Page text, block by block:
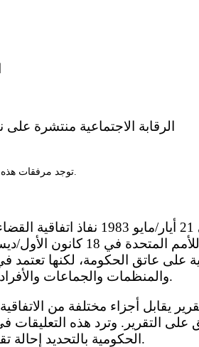
الرقابة الاجتماعية منتشرة
بدأ في الدانمرك في 21 أيار/
على عاتق الحكومة، لكنها
والمنظمات والجماعات والأفراد العاملين في مجال المساواة بين الجنسين.
يقابل أجزاء مختلفة من
على التقرير. وترد هذه
الحكومية بالتحديد إحالة تقا ريرها إلى اللجنة مرفقة بالتقرير الرئيسي.